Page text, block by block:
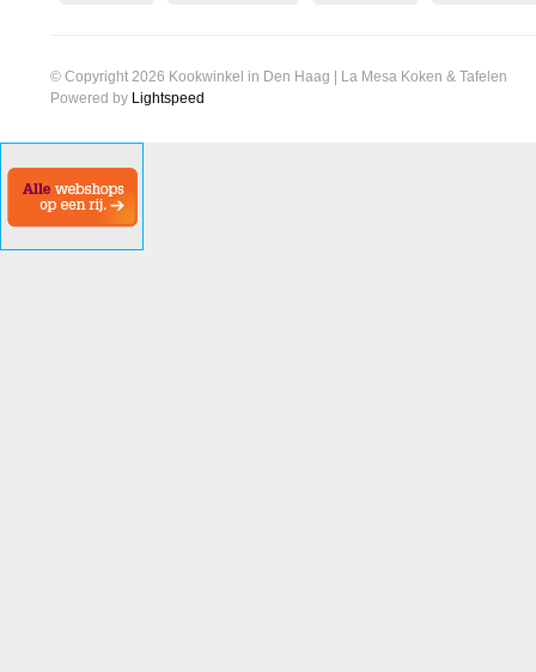
© Copyright 2026 Kookwinkel in Den Haag | La Mesa Koken & Tafelen
Powered by Lightspeed